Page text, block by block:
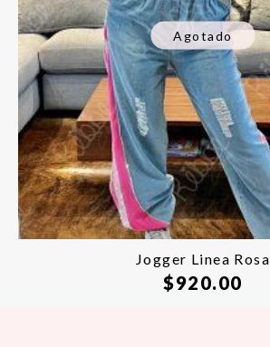
Agotado
Jogger Linea Rosa
$920.00